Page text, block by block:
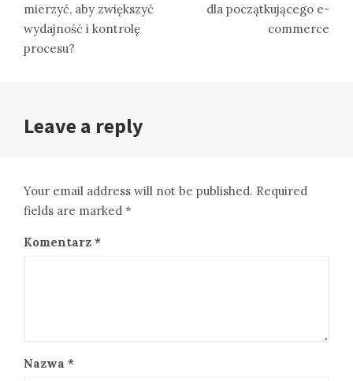
mierzyć, aby zwiększyć
wydajność i kontrolę
procesu?
dla początkującego e-
commerce
Leave a reply
Your email address will not be published. Required
fields are marked *
Komentarz *
Nazwa *